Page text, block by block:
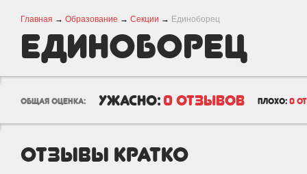
Главная → Образование → Секции → Единоборец
Единоборец
общая оценка: ужасно: 0 отзывов плохо: 0
отзывы кратко